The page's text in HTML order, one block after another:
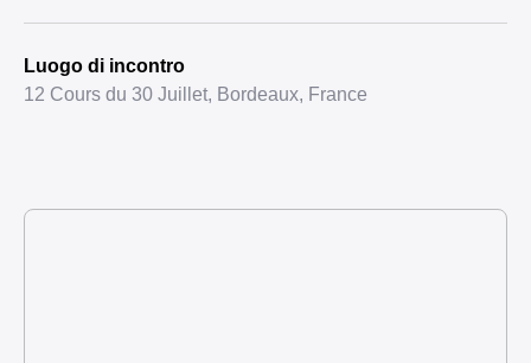
Luogo di incontro
12 Cours du 30 Juillet, Bordeaux, France